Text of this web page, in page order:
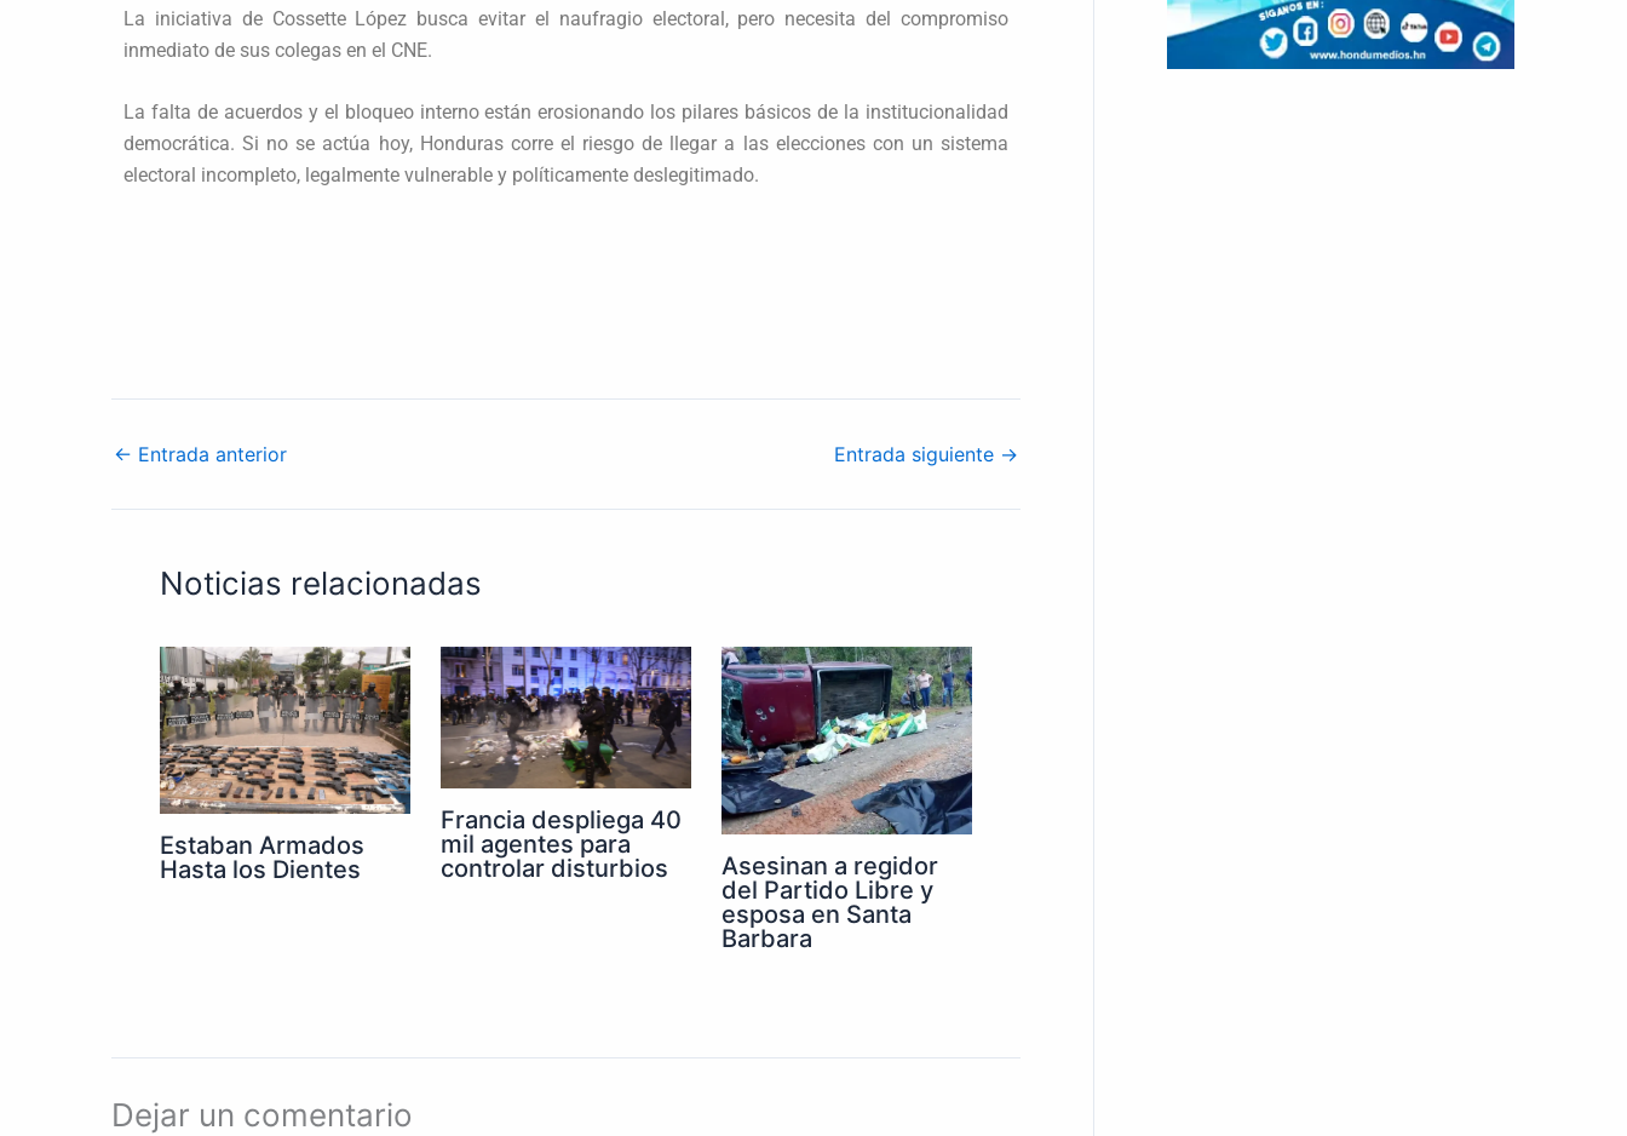
La iniciativa de Cossette López busca evitar el naufragio electoral, pero necesita del compromiso
inmediato de sus colegas en el CNE.
La falta de acuerdos y el bloqueo interno están erosionando los pilares básicos de la institucionalidad
democrática. Si no se actúa hoy, Honduras corre el riesgo de llegar a las elecciones con un sistema
electoral incompleto, legalmente vulnerable y políticamente deslegitimado.
← Entrada anterior Entrada siguiente →
Noticias relacionadas
Estaban Armados
Hasta los Dientes
Francia despliega 40
mil agentes para
controlar disturbios
Asesinan a regidor
del Partido Libre y
esposa en Santa
Barbara
Dejar un comentario